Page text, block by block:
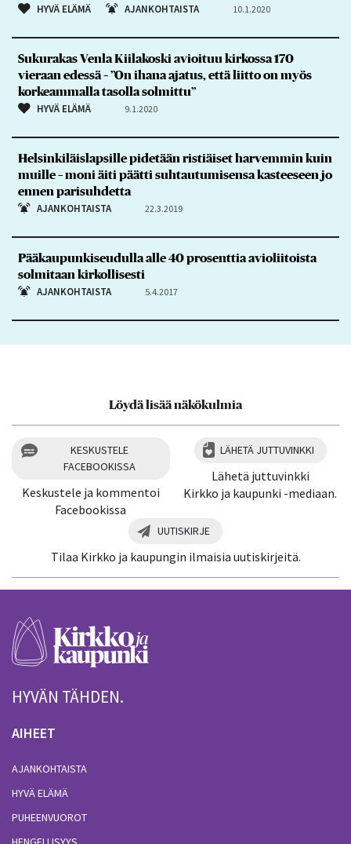
HYVÄ ELÄMÄ AJANKOHTAISTA 10.1.2020
Sukurakas Venla Kiilakoski avioituu kirkossa 170
vieraan edessä – ”On ihana ajatus, että liitto on myös
korkeammalla tasolla solmittu”
HYVÄ ELÄMÄ 9.1.2020
Helsinkiläislapsille pidetään ristiäiset harvemmin kuin
muille – moni äiti päätti suhtautumisensa kasteeseen jo
ennen parisuhdetta
AJANKOHTAISTA 22.3.2019
Pääkaupunkiseudulla alle 40 prosenttia avioliitoista
solmitaan kirkollisesti
AJANKOHTAISTA 5.4.2017
Löydä lisää näkökulmia
KESKUSTELE
FACEBOOKISSA
Keskustele ja kommentoi
Facebookissa
LÄHETÄ JUTTUVINKKI
Lähetä juttuvinkki
Kirkko ja kaupunki -mediaan.
UUTISKIRJE
Tilaa Kirkko ja kaupungin ilmaisia uutiskirjeitä.
HYVÄN TÄHDEN.
AIHEET
AJANKOHTAISTA
HYVÄ ELÄMÄ
PUHEENVUOROT